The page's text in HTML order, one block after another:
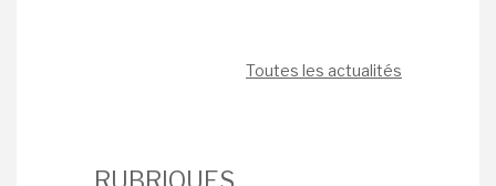
Toutes les actualités